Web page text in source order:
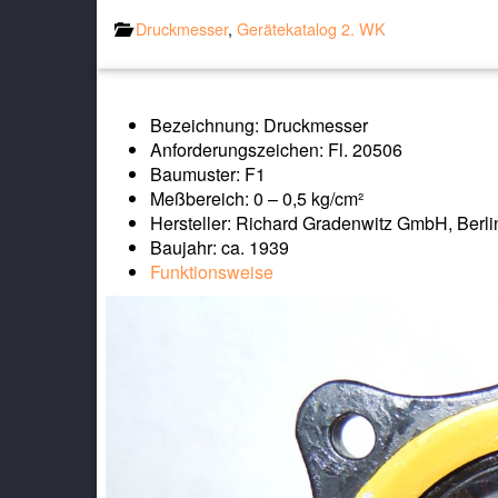
Druckmesser, Gerätekatalog 2. WK
Bezeichnung: Druckmesser
Anforderungszeichen: Fl. 20506
Baumuster: F1
Meßbereich: 0 – 0,5 kg/cm²
Hersteller: Richard Gradenwitz GmbH,
Baujahr: ca. 1939
Funktionsweise